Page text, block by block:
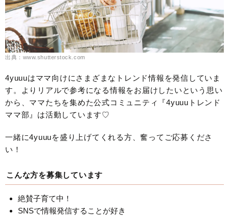
出典：www.shutterstock.com
4yuuuはママ向けにさまざまなトレンド情報を発信していま
す。よりリアルで参考になる情報をお届けしたいという思い
から、ママたちを集めた公式コミュニティ『4yuuuトレンド
ママ部』は活動しています♡
一緒に4yuuuを盛り上げてくれる方、奮ってご応募くださ
い！
こんな方を募集しています
絶賛子育て中！
SNSで情報発信することが好き